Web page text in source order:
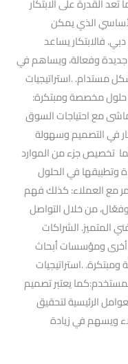
الذي يمكن
فالابتكار يساعد
جديدة وفعالة، ويساهم في
مستدام. .استراتيجيات
حلول مخصصة ومبتكرة:
مع احتياجات السوق
في التصميم وسهولة
تخصيص جزء من الموارد
وتطبيقها في الحلول
مع العملاء: كذلك فهم
من خلال التواصل
المتميز. الشراكات
أخرى ومؤسسات أبحاث
ومبتكرة. .استراتيجيات
يعتبر تصميم
الرئيسية لتحقيق
ويسهم في زيادة